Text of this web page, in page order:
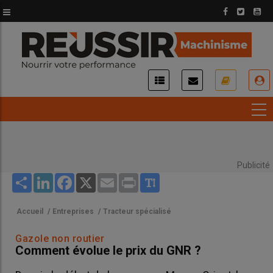
au
contenu
principal
Publicité
Share LinkedInFacebook
X Email Print
Accueil / Entreprises / Tracteur spécialisé
Gazole non routier
Comment évolue le prix du GNR ?